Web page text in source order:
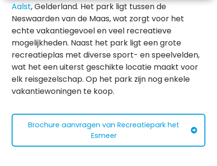
Aalst, Gelderland. Het park ligt tussen de
Neswaarden van de Maas, wat zorgt voor het
echte vakantiegevoel en veel recreatieve
mogelijkheden. Naast het park ligt een grote
recreatieplas met diverse sport- en speelvelden,
wat het een uiterst geschikte locatie maakt voor
elk reisgezelschap. Op het park zijn nog enkele
vakantiewoningen te koop.
Brochure aanvragen van Recreatiepark het
Esmeer